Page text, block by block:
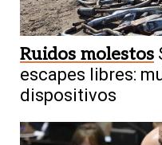
Ruidos molestos
escapes libres:
dispositivos